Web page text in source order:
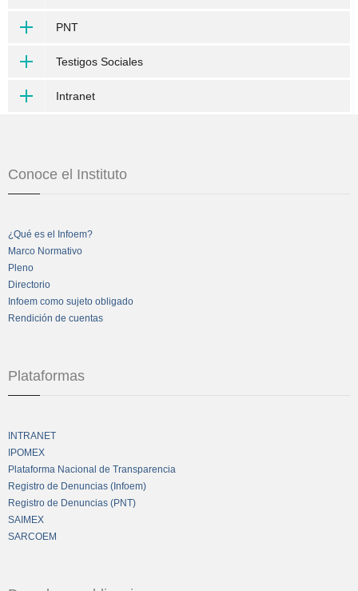
PNT
Testigos Sociales
Intranet
Conoce el Instituto
¿Qué es el Infoem?
Marco Normativo
Pleno
Directorio
Infoem como sujeto obligado
Rendición de cuentas
Plataformas
INTRANET
IPOMEX
Plataforma Nacional de Transparencia
Registro de Denuncias (Infoem)
Registro de Denuncias (PNT)
SAIMEX
SARCOEM